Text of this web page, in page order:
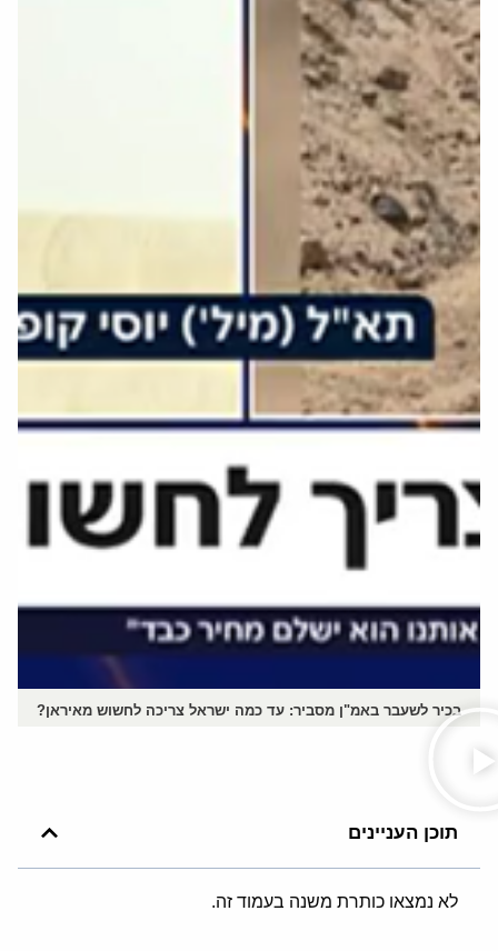
בכיר לשעבר באמ"ן מסביר: עד כמה ישראל צריכה לחשוש מאיראן?
תוכן העניינים
לא נמצאו כותרת משנה בעמוד זה.